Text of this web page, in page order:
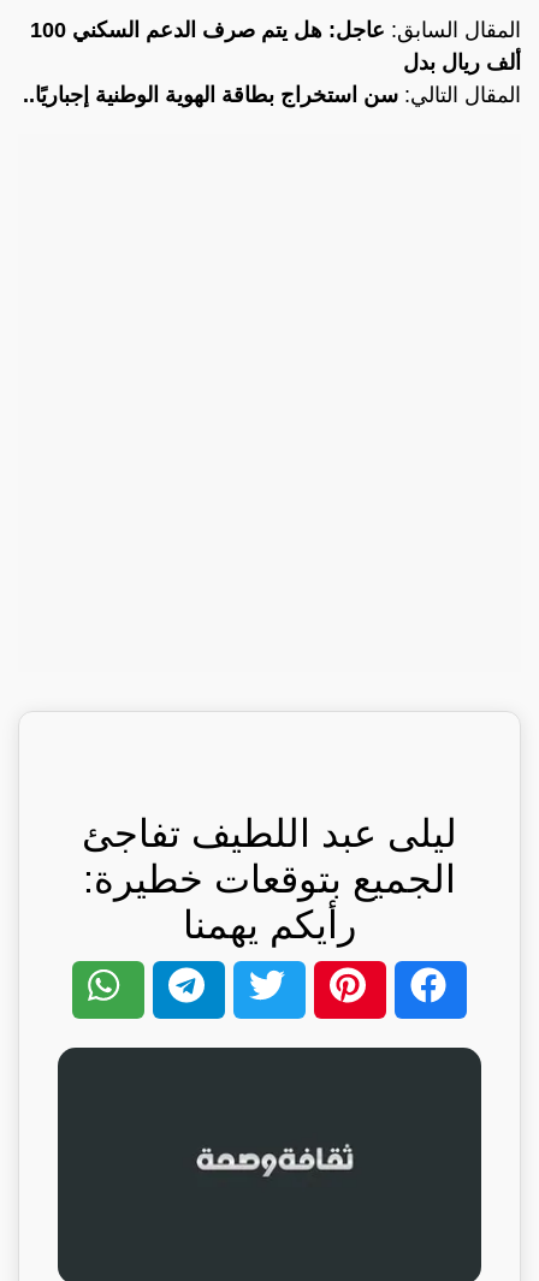
المقال السابق:
عاجل: هل يتم صرف الدعم السكني 100
ألف ريال بدل
المقال التالي: سن استخراج بطاقة الهوية الوطنية إجباريًا..
ليلى عبد اللطيف تفاجئ
الجميع بتوقعات خطيرة:
رأيكم يهمنا